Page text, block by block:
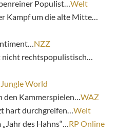
Populist…Welt
Kampf um die alte Mitte…
NZZ
nicht rechtspopulistisch…
Jungle World
den Kammerspielen…WAZ
hart durchgreifen…Welt
des Hahns“…RP Online